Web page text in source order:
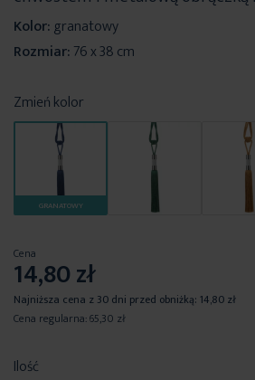
Kolor:granatowy
Rozmiar:76 x 38 cm
Zmień kolor
GRANATOWY
Ilość
Cena
14,80 zł
Najniższa cena z 30 dni przed obniżką: 14,80 zł
Cena regularna:65,30 zł